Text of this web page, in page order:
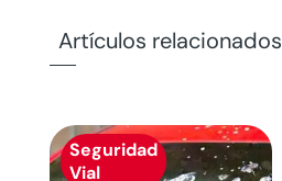
Artículos relacionados
Seguridad
Vial